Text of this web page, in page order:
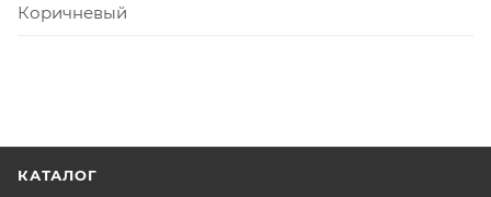
Коричневый
КАТАЛОГ